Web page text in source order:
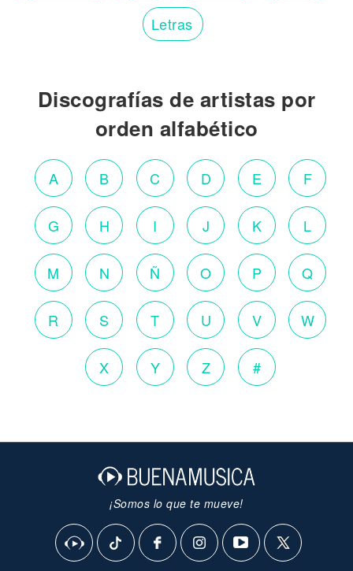
Letras
Discografías de artistas por
orden alfabético
A B C D E F
G H I J K L
M N Ñ O P Q
R S T U V W
X Y Z #
¡Somos lo que te mueve!